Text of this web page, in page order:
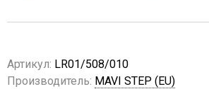
Артикул: LR01/508/010
Производитель: MAVI STEP (EU)